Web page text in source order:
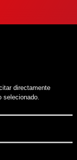
directamente